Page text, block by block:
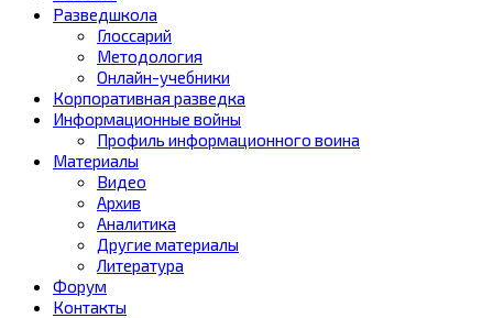
Разведшкола
Глоссарий
Методология
Онлайн-учебники
Корпоративная разведка
Информационные войны
Профиль информационного воина
Материалы
Видео
Архив
Аналитика
Другие материалы
Литература
Форум
Контакты